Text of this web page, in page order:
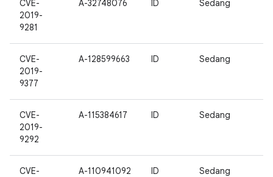
CVE-
2019-
9281
A-32748076 ID Sedang
CVE-
2019-
9377
A-128599663 ID Sedang
CVE-
2019-
9292
A-115384617 ID Sedang
CVE-
A-110941092 ID Sedang